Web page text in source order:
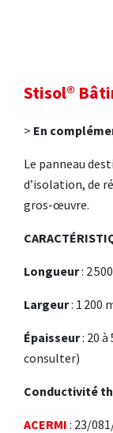
Stisol®
> En
Le panneau
d’isolation, de
gros-œuvre.
Longueur: 2
Largeur: 1 200
Épaisseur: 20
consulter)
Conductivité
ACERMI : 23/